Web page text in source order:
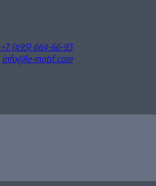
+7 (495) 664-66-93
info@le-motif.com